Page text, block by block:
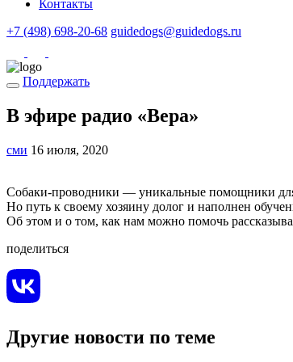
Контакты
+7 (498) 698-20-68 guidedogs@guidedogs.ru
Поддержать
В эфире радио «Вера»
сми 16 июля, 2020
Собаки-проводники — уникальные помощники
Но путь к своему хозяину долог и наполнен
Об этом и о том, как нам можно помочь
поделиться
Другие новости по теме